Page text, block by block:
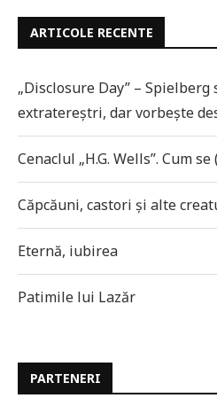
ARTICOLE RECENTE
„Disclosure Day” – Spielberg
extratereștri, dar vorbește
Cenaclul „H.G. Wells”. Cum
Căpcăuni, castori și alte
Eternă, iubirea
Patimile lui Lazăr
PARTENERI